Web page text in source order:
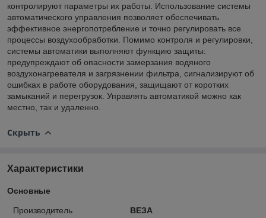
контролируют параметры их работы. Использование системы
автоматического управления позволяет обеспечивать
эффективное энергопотребление и точно регулировать все
процессы воздухообработки. Помимо контроля и регулировки,
системы автоматики выполняют функцию защиты:
предупреждают об опасности замерзания водяного
воздухонагревателя и загрязнении фильтра, сигнализируют об
ошибках в работе оборудования, защищают от коротких
замыканий и перегрузок. Управлять автоматикой можно как
местно, так и удаленно.
Скрыть
Характеристики
Основные
Производитель
ВЕЗА